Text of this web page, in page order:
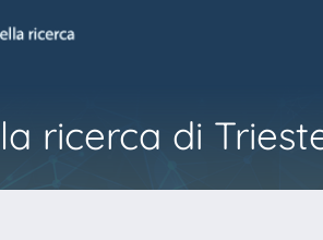
ricerca di